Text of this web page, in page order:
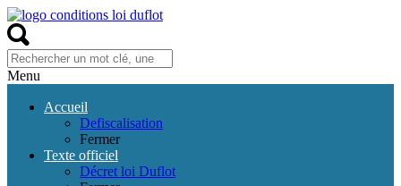
Menu
Accueil
Defiscalisation
Fermer
Texte officiel
Décret loi Duflot